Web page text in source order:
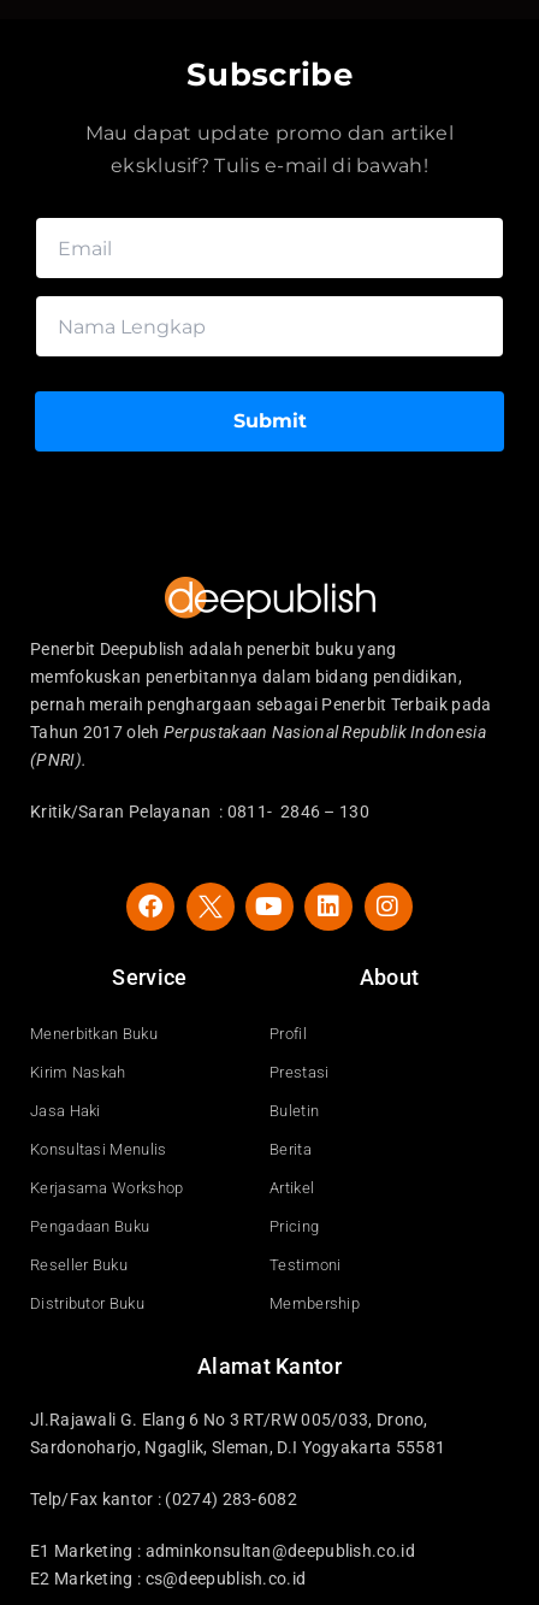
Subscribe
Mau dapat update promo dan artikel
eksklusif? Tulis e-mail di bawah!
Submit
Penerbit Deepublish adalah penerbit buku yang
memfokuskan penerbitannya dalam bidang pendidikan,
pernah meraih penghargaan sebagai Penerbit Terbaik pada
Tahun 2017 oleh Perpustakaan Nasional Republik Indonesia
(PNRI).
Kritik/Saran Pelayanan : 0811- 2846 – 130
F
a
e
b
o
Y
o
e
L
i
n
I
n
t
a
Service
Menerbitkan Buku
Kirim Naskah
Jasa Haki
Konsultasi Menulis
Kerjasama Workshop
Pengadaan Buku
Reseller Buku
Distributor Buku
About
Profil
Prestasi
Buletin
Berita
Artikel
Pricing
Testimoni
Membership
Alamat Kantor
Jl.Rajawali G. Elang 6 No 3 RT/RW 005/033, Drono,
Sardonoharjo, Ngaglik, Sleman, D.I Yogyakarta 55581
Telp/Fax kantor : (0274) 283-6082
E1 Marketing : adminkonsultan@deepublish.co.id
E2 Marketing : cs@deepublish.co.id